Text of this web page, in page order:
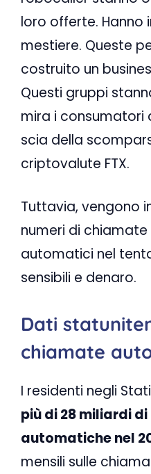
loro offerte. Hanno
mestiere. Queste
costruito un
Questi gruppi
mira i consumatori
scia della
criptovalute FTX.
Tuttavia, vengono
numeri di
automatici nel
sensibili e denaro.
Dati
chiamate
I residenti negli
più di 28 miliardi
automatiche nel
mensili sulle